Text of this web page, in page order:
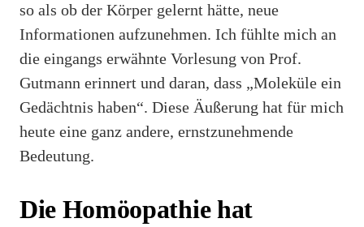
so als ob der Körper gelernt hätte, neue
Informationen aufzunehmen. Ich fühlte mich an
die eingangs erwähnte Vorlesung von Prof.
Gutmann erinnert und daran, dass „Moleküle ein
Gedächtnis haben“. Diese Äußerung hat für mich
heute eine ganz andere, ernstzunehmende
Bedeutung.
Die Homöopathie hat